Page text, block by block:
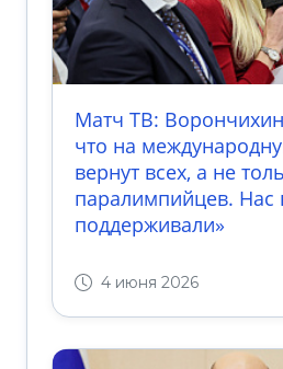
Матч ТВ:
что на
вернут всех, а не
паралимпийцев. Нас
поддерживали»
4 июня 2026